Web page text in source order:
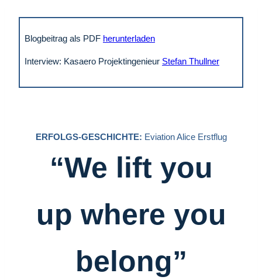
Blogbeitrag als PDF herunterladen
Interview: Kasaero Projektingenieur Stefan Thullner
ERFOLGS-GESCHICHTE: Eviation Alice Erstflug
“We lift you
up where you
belong”